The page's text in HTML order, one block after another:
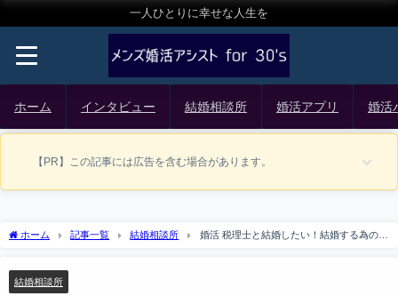
一人ひとりに幸せな人生を
ホーム インタビュー 結婚相談所 婚活アプリ 婚活
【PR】この記事には広告を含む場合があります。
ホーム 記事一覧 結婚相談所
婚活 税理士と結婚したい！結婚する為の秘
結婚相談所